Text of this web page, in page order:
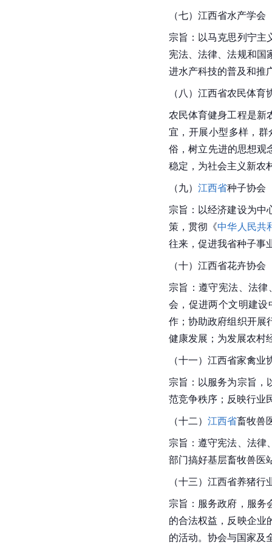
（七） 江西省水产学会
宗旨：以马克思列宁主
宪法、法律、法规和国
进水产科技的普及和推
（八）江西省农民体育
农民体育健身工程是新
宜，开展小型多样，
俗，树立先进的思想观
稳定，为社会主义 新农
（九） 江西省种子协会
宗旨：以经济建设为中
策，贯彻《中华人民共
往来，促进我省种子事
（十）江西省花卉协会
宗旨：遵守宪法、法
会，促进两个文明建
作；协助政府组织开展
健康发展；为发展农村
（十一） 江西省家禽业
宗旨：以服务为宗旨，
范竞争秩序；反映行业
（十二） 江西省畜牧兽
宗旨：遵守宪法、法律
部门搞好基层畜牧兽医
（十三）江西省养猪行
宗旨：服务政府，服务
的合法权益，反映企业
的活动。协会与国家及